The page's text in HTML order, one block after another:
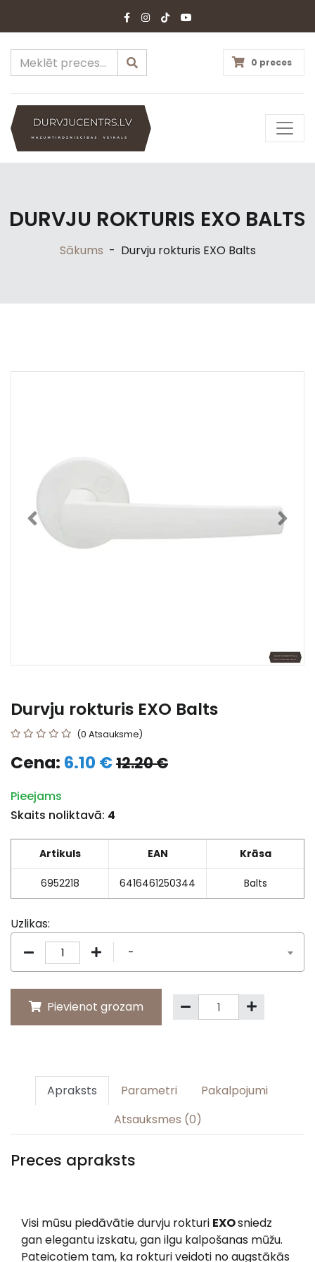
0 preces
DURVJU ROKTURIS EXO BALTS
Sākums - Durvju rokturis EXO Balts
Durvju rokturis EXO Balts
(0 Atsauksme)
Cena: 6.10 €12.20 €
Pieejams
Skaits noliktavā: 4
Artikuls EAN Krāsa
6952218 6416461250344 Balts
Uzlikas:
-
Pievienot grozam
Apraksts Parametri
Pakalpojumi
Atsauksmes (0)
Preces apraksts
Visi mūsu piedāvātie durvju rokturi EXOsniedz
gan elegantu izskatu, gan ilgu kalpošanas mūžu.
Pateicotiem tam, ka rokturi veidoti no augstākās